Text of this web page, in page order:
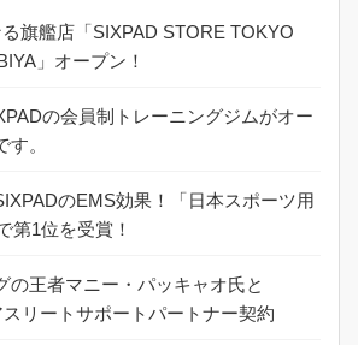
旗艦店「SIXPAD STORE TOKYO
」オープン！
の会員制トレーニングジムがオー
。
のEMS効果！「日本スポーツ用
第1位を受賞！
の王者マニー・パッキャオ氏と
スリートサポートパートナー契約